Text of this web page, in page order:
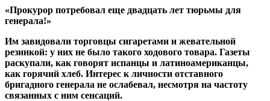
«Прокурор потребовал еще двадцать лет тюрьмы для
генерала!»
Им завидовали торговцы сигаретами и жевательной
резинкой: у них не было такого ходового товара. Газеты
раскупали, как говорят испанцы и латиноамериканцы,
как горячий хлеб. Интерес к личности отставного
бригадного генерала не ослабевал, несмотря на частоту
связанных с ним сенсаций.